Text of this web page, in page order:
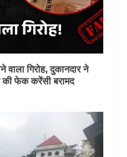
गिरोह, दुकानदार ने
फेक करेंसी बरामद